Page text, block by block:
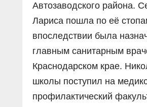
Автозаводского района.
Лариса пошла по её
впоследствии была
главным санитарным
Краснодарском крае.
школы поступил на
профилактический